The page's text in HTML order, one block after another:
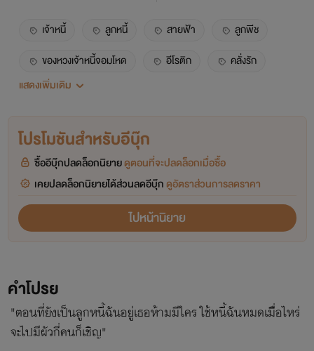
เจ้าหนี้ ลูกหนี้ สายฟ้า
ลูกพีช
ของหวงเจ้าหนี้จอมโหด
อีโรติก
คลั่งรัก
ดุ
แสดงเพิ่มเติม
โปรโมชันสำหรับอีบุ๊ก
ซื้ออีบุ๊กปลดล็อกนิยายดูตอนที่จะปลดล็อกเมื่อซื้อ
เคยปลดล็อกนิยายได้ส่วนลดอีบุ๊ก ดูอัตราส่วนการลดราคา
ไปหน้านิยาย
คำโปรย
"ตอนที่ยังเป็นลูกหนี้ฉันอยู่เธอห้ามมีใคร ใช้หนี้ฉันหมดเมื่ิอไหร่
จะไปมีผัวกี่คนก็เชิญ"